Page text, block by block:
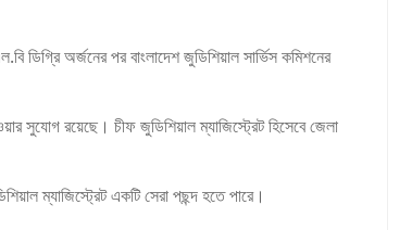
ডিগ্রি অর্জনের পর বাংলাদেশ জুডিশিয়াল সার্ভিস কমিশনের
সুযোগ রয়েছে। চীফ জুডিশিয়াল ম্যাজিস্ট্রেট হিসেবে জেলা
ম্যাজিস্ট্রেট একটি সেরা পছন্দ হতে পারে।